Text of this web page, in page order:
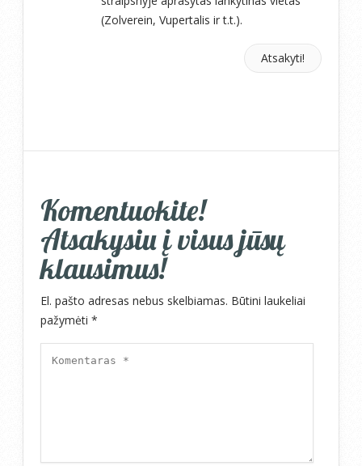
(Zolverein, Vupertalis ir t.t.).
Atsakyti!
Komentuokite!
Atsakysiu į visus jūsų
klausimus!
El. pašto adresas nebus skelbiamas. Būtini laukeliai
pažymėti *